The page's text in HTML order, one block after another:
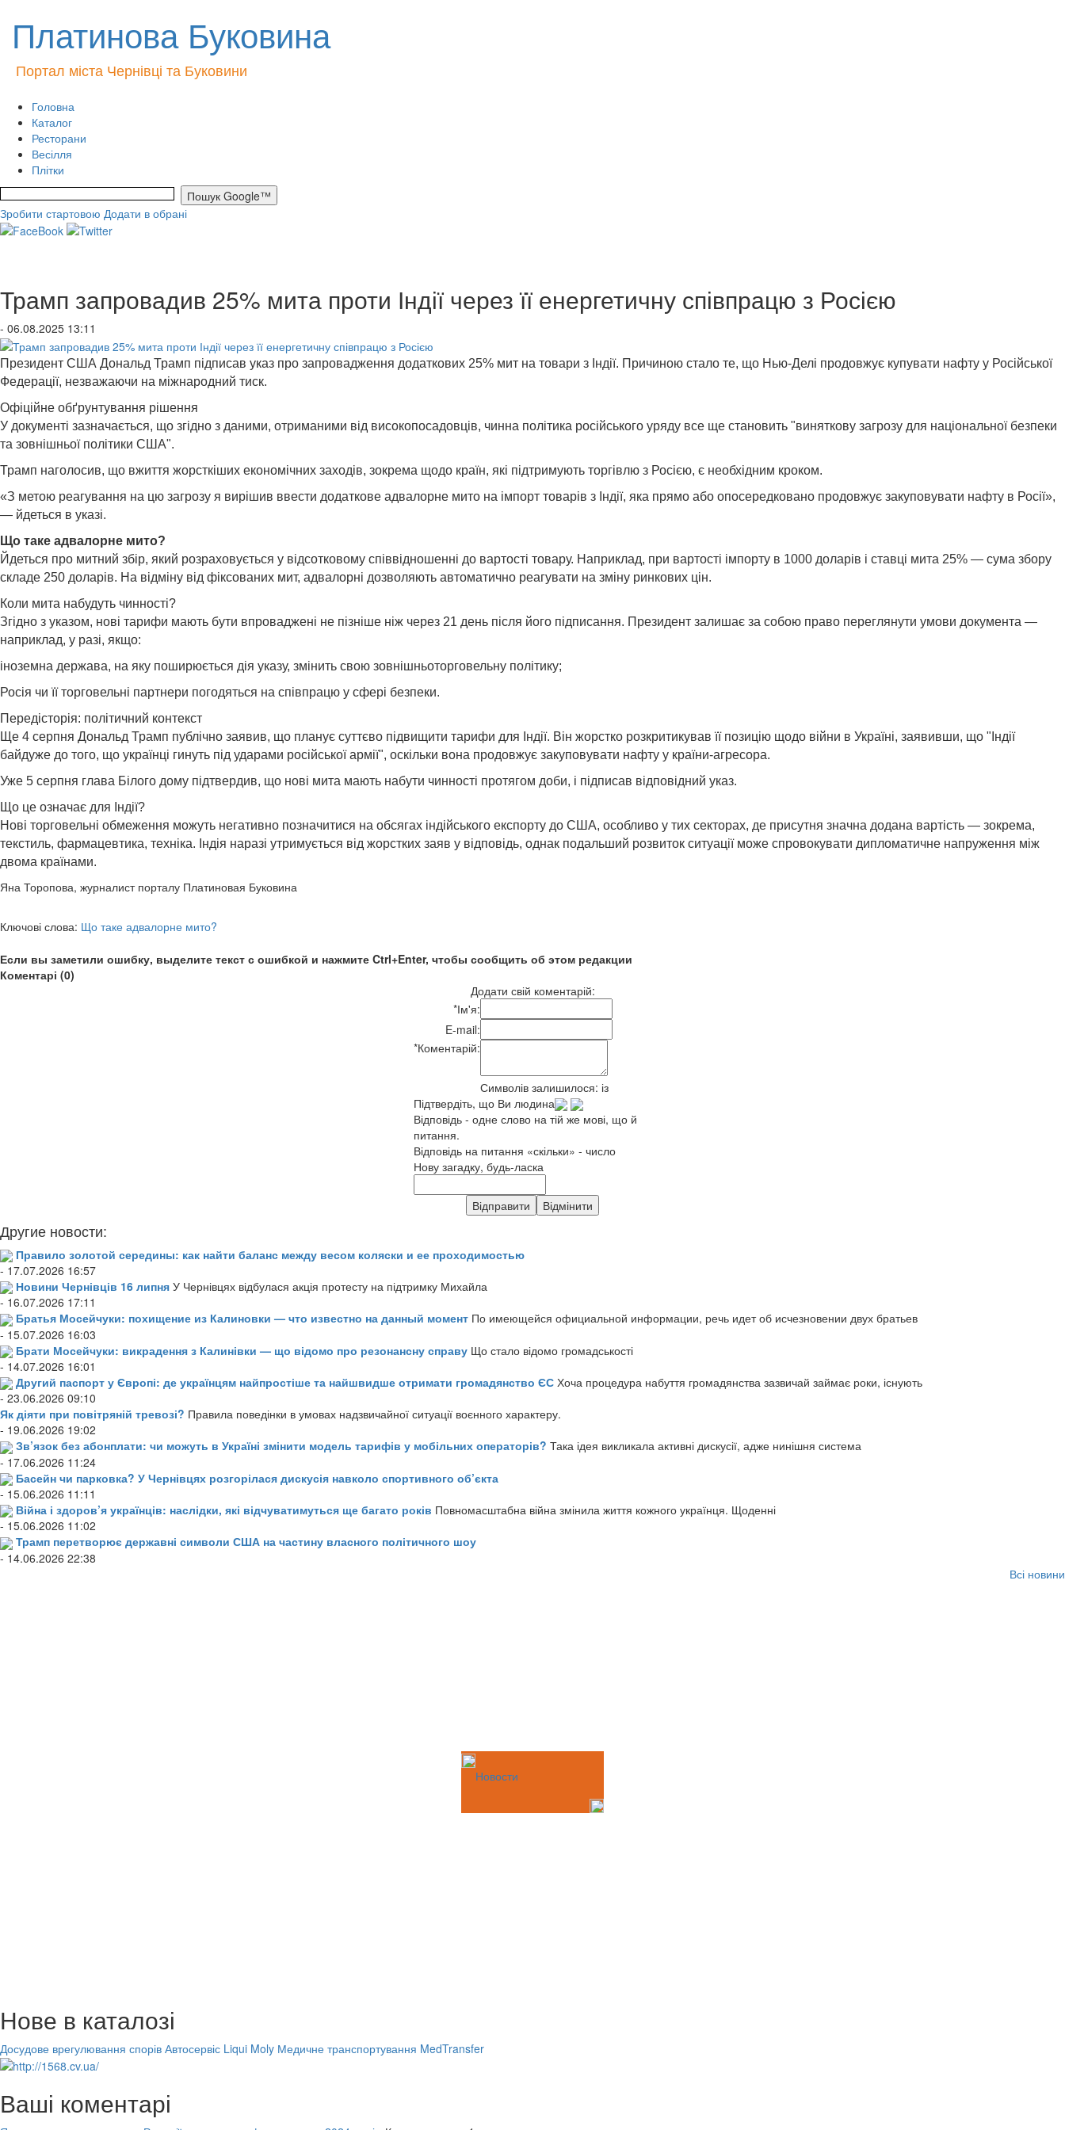
Платинова Буковина
Портал міста Чернівці та Буковини
Головна
Каталог
Ресторани
Весілля
Плітки
Зробити стартовою Додати в обрані
Трамп запровадив 25% мита проти Індії через її енергетичну співпрацю з Росією
- 06.08.2025 13:11
Президент США Дональд Трамп підписав указ про запровадження додаткових 25% мит на товари з Індії. Причиною стало те, що Нью-Делі продовжує купувати нафту у Російської
Федерації, незважаючи на міжнародний тиск.
Офіційне обґрунтування рішення
У документі зазначається, що згідно з даними, отриманими від високопосадовців, чинна політика російського уряду все ще становить "виняткову загрозу для національної безпеки
та зовнішньої політики США".
Трамп наголосив, що вжиття жорсткіших економічних заходів, зокрема щодо країн, які підтримують торгівлю з Росією, є необхідним кроком.
«З метою реагування на цю загрозу я вирішив ввести додаткове адвалорне мито на імпорт товарів з Індії, яка прямо або опосередковано продовжує закуповувати нафту в Росії»,
— йдеться в указі.
Що таке адвалорне мито?
Йдеться про митний збір, який розраховується у відсотковому співвідношенні до вартості товару. Наприклад, при вартості імпорту в 1000 доларів і ставці мита 25% — сума збору
складе 250 доларів. На відміну від фіксованих мит, адвалорні дозволяють автоматично реагувати на зміну ринкових цін.
Коли мита набудуть чинності?
Згідно з указом, нові тарифи мають бути впроваджені не пізніше ніж через 21 день після його підписання. Президент залишає за собою право переглянути умови документа —
наприклад, у разі, якщо:
іноземна держава, на яку поширюється дія указу, змінить свою зовнішньоторговельну політику;
Росія чи її торговельні партнери погодяться на співпрацю у сфері безпеки.
Передісторія: політичний контекст
Ще 4 серпня Дональд Трамп публічно заявив, що планує суттєво підвищити тарифи для Індії. Він жорстко розкритикував її позицію щодо війни в Україні, заявивши, що "Індії
байдуже до того, що українці гинуть під ударами російської армії", оскільки вона продовжує закуповувати нафту у країни-агресора.
Уже 5 серпня глава Білого дому підтвердив, що нові мита мають набути чинності протягом доби, і підписав відповідний указ.
Що це означає для Індії?
Нові торговельні обмеження можуть негативно позначитися на обсягах індійського експорту до США, особливо у тих секторах, де присутня значна додана вартість — зокрема,
текстиль, фармацевтика, техніка. Індія наразі утримується від жорстких заяв у відповідь, однак подальший розвиток ситуації може спровокувати дипломатичне напруження між
двома країнами.
Яна Торопова, журналист порталу Платиновая Буковина
Ключові слова: Що таке адвалорне мито?
Если вы заметили ошибку, выделите текст с ошибкой и нажмите Ctrl+Enter, чтобы сообщить об этом редакции
Коментарі (0)
Додати свій коментарій:
*Ім'я:
E-mail:
*Коментарій:
Символів залишилося: із
Підтвердіть, що Ви людина
Відповідь - одне слово на тій же мові, що й
питання.
Відповідь на питання «скільки» - число
Нову загадку, будь-ласка
Другие новости:
Правило золотой середины: как найти баланс между весом коляски и ее проходимостью
- 17.07.2026 16:57
Новини Чернівців 16 липня У Чернівцях відбулася акція протесту на підтримку Михайла
- 16.07.2026 17:11
Братья Мосейчуки: похищение из Калиновки — что известно на данный момент По имеющейся официальной информации, речь идет об исчезновении двух братьев
- 15.07.2026 16:03
Брати Мосейчуки: викрадення з Калинівки — що відомо про резонансну справу Що стало відомо громадськості
- 14.07.2026 16:01
Другий паспорт у Європі: де українцям найпростіше та найшвидше отримати громадянство ЄС Хоча процедура набуття громадянства зазвичай займає роки, існують
- 23.06.2026 09:10
Як діяти при повітряній тревозі? Правила поведінки в умовах надзвичайної ситуації воєнного характеру.
- 19.06.2026 19:02
Зв’язок без абонплати: чи можуть в Україні змінити модель тарифів у мобільних операторів? Така ідея викликала активні дискусії, адже нинішня система
- 17.06.2026 11:24
Басейн чи парковка? У Чернівцях розгорілася дискусія навколо спортивного об’єкта
- 15.06.2026 11:11
Війна і здоров’я українців: наслідки, які відчуватимуться ще багато років Повномасштабна війна змінила життя кожного українця. Щоденні
- 15.06.2026 11:02
Трамп перетворює державні символи США на частину власного політичного шоу
- 14.06.2026 22:38
Всі новини
Новости
Нове в каталозі
Досудове врегулювання спорів Автосервіс Liqui Moly Медичне транспортування MedTransfer
Ваші коментарі